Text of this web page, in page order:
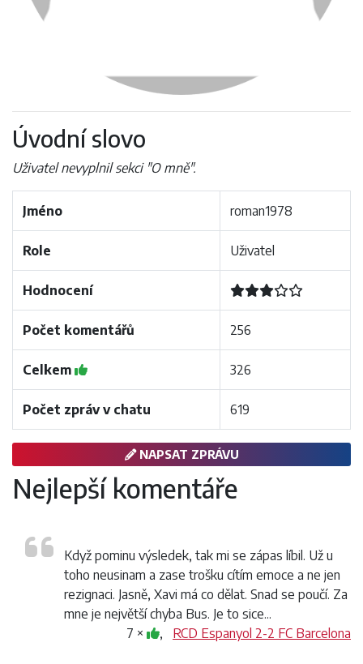
Úvodní slovo
Uživatel nevyplnil sekci "O mně".
Jméno roman1978
Role Uživatel
Hodnocení
Počet komentářů 256
Celkem 326
Počet zpráv v chatu 619
NAPSAT ZPRÁVU
Nejlepší komentáře
Když pominu výsledek, tak mi se zápas líbil. Už u
toho neusinam a zase trošku cítím emoce a ne jen
rezignaci. Jasně, Xavi má co dělat. Snad se poučí. Za
mne je největší chyba Bus. Je to sice...
7 ×
, RCD Espanyol 2-2 FC Barcelona